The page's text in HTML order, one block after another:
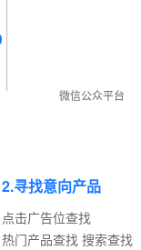
微信公众平台
2.寻找意向产品
点击广告位查找
热门产品查找 搜索查找